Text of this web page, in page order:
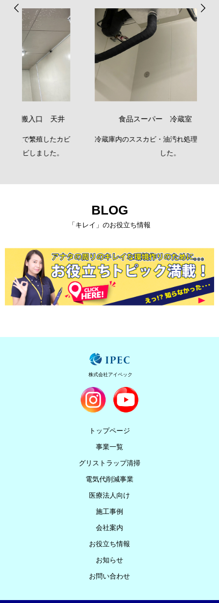
食品スーパー 冷蔵室 壁面01
冷蔵庫内のススカビ・油汚れ処理の施工を行いま
BLOG
「キレイ」のお役立ち情報
株式会社アイペック
トップページ
事業一覧
グリストラップ清掃
電気代削減事業
医療法人向け
施工事例
会社案内
お役立ち情報
お知らせ
お問い合わせ